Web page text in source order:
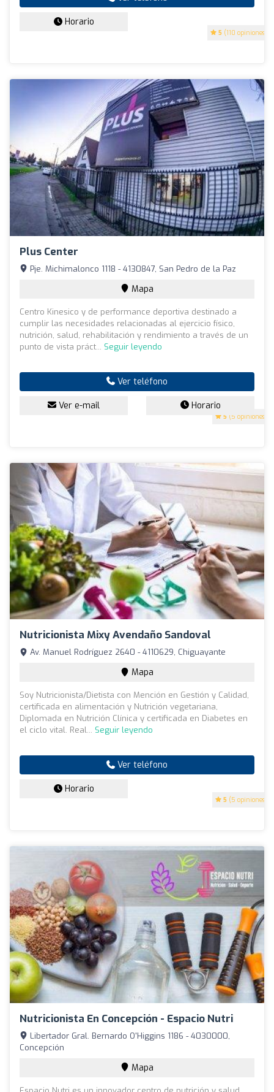
5 (110 opiniones)
Horario
Plus Center
5 (5 opiniones)
Pje. Michimalonco 1118 - 4130847, San Pedro de la Paz
Mapa
Centro Kinesico y de performance deportiva destinado a
cumplir las necesidades relacionadas al ejercicio físico,
nutrición, salud, rehabilitación y rendimiento a través de un
punto de vista práct... Seguir leyendo
Ver teléfono
Ver e-mail Horario
Nutricionista Mixy Avendaño Sandoval
5 (5 opiniones)
Av. Manuel Rodríguez 2640 - 4110629, Chiguayante
Mapa
Soy Nutricionista/Dietista con Mención en Gestión y Calidad,
certificada en alimentación y Nutrición vegetariana,
Diplomada en Nutrición Clínica y certificada en Diabetes en
el ciclo vital. Real... Seguir leyendo
Ver teléfono
Horario
Nutricionista En Concepción - Espacio Nutri
Libertador Gral. Bernardo O'Higgins 1186 - 4030000,
Concepción
Mapa